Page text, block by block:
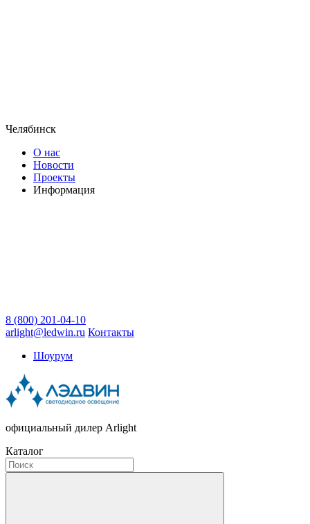
Челябинск
О нас
Новости
Проекты
Информация
8 (800) 201-04-10
arlight@ledwin.ru Контакты
Шоурум
официальный дилер Arlight
Каталог